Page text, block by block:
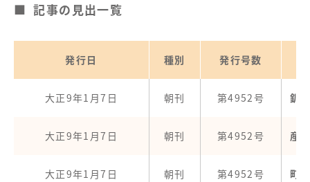
記事の見出一覧
発行日 種別 発行号数
大正9年1月7日 朝刊 第4952号 釧
大正9年1月7日 朝刊 第4952号 産
大正9年1月7日 朝刊 第4952号 町